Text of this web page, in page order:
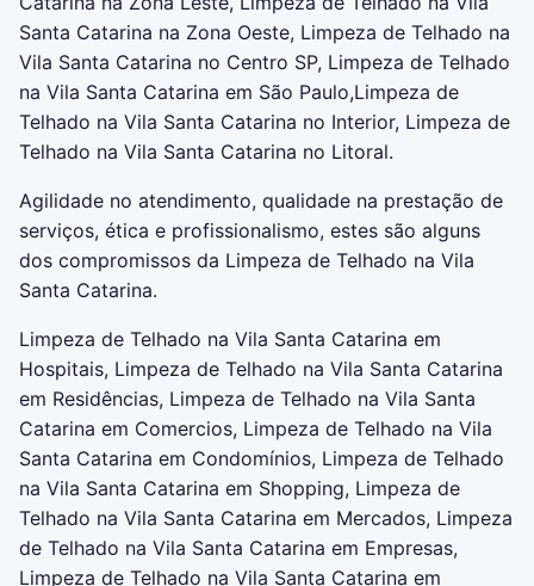
Santa Catarina na Zona Oeste, Limpeza de Telhado na
Vila Santa Catarina no Centro SP, Limpeza de Telhado
na Vila Santa Catarina em São Paulo,Limpeza de
Telhado na Vila Santa Catarina no Interior, Limpeza de
Telhado na Vila Santa Catarina no Litoral.
Agilidade no atendimento, qualidade na prestação de
serviços, ética e profissionalismo, estes são alguns
dos compromissos da Limpeza de Telhado na Vila
Santa Catarina.
Limpeza de Telhado na Vila Santa Catarina em
Hospitais, Limpeza de Telhado na Vila Santa Catarina
em Residências, Limpeza de Telhado na Vila Santa
Catarina em Comercios, Limpeza de Telhado na Vila
Santa Catarina em Condomínios, Limpeza de Telhado
na Vila Santa Catarina em Shopping, Limpeza de
Telhado na Vila Santa Catarina em Mercados, Limpeza
de Telhado na Vila Santa Catarina em Empresas,
Limpeza de Telhado na Vila Santa Catarina em